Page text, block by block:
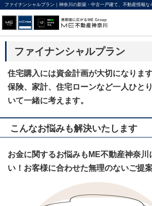
ファイナンシャルプラン｜神奈川の新築・中古一戸建て、不動産情報な
ファイナンシャルプラン
住宅購入には資金計画が大切になります
保険、家計、住宅ローンなど一人ひと
いて一緒に考えます。
こんなお悩みも解決いたします
お金に関するお悩みも ME不動産神奈川
い！ お客様に合わせた無理のないご提